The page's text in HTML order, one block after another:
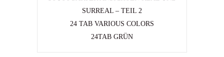
SURREAL – TEIL 2
24 TAB VARIOUS COLORS
24TAB GRÜN